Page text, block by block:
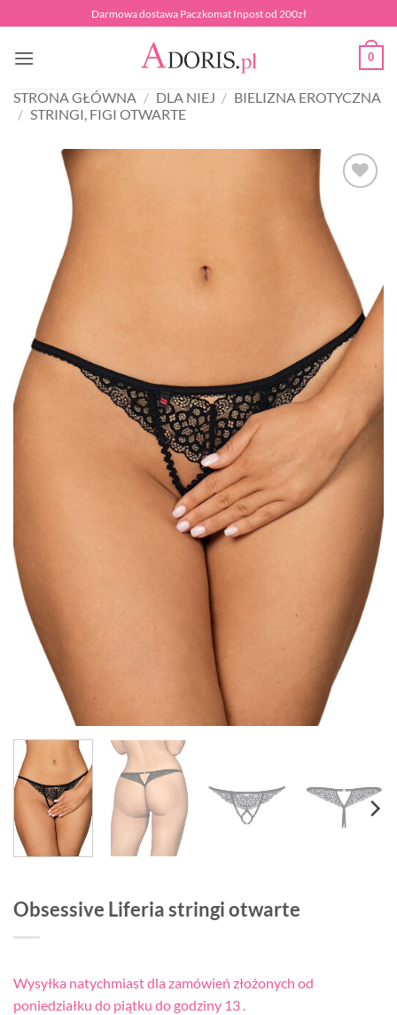
do
zawartości
Darmowa dostawa Paczkomat Inpost od 200zł
0
STRONA GŁÓWNA / DLA NIEJ / BIELIZNA EROTYCZNA
/ STRINGI, FIGI OTWARTE
Obsessive Liferia stringi otwarte
Wysyłka natychmiast dla zamówień złożonych od
poniedziałku do piątku do godziny 13 .